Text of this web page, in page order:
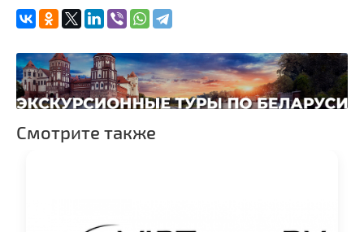
Смотрите также